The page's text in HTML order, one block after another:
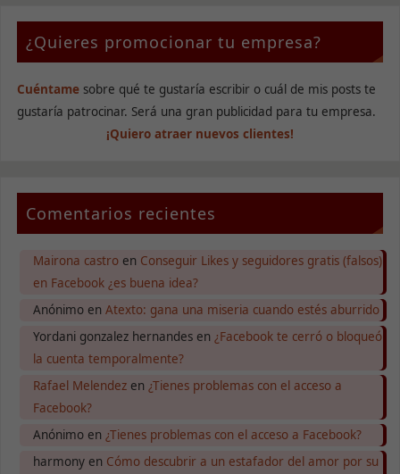
¿Quieres promocionar tu empresa?
Cuéntamesobre qué te gustaría escribir o cuál de mis posts te
gustaría patrocinar. Será una gran publicidad para tu empresa.
¡Quiero atraer nuevos clientes!
Comentarios recientes
Mairona castroen Conseguir Likes y seguidores gratis (falsos)
en Facebook ¿es buena idea?
Anónimoen Atexto: gana una miseria cuando estés aburrido
Yordani gonzalez hernandesen ¿Facebook te cerró o bloqueó
la cuenta temporalmente?
Rafael Melendezen ¿Tienes problemas con el acceso a
Facebook?
Anónimoen ¿Tienes problemas con el acceso a Facebook?
harmonyen Cómo descubrir a un estafador del amor por su